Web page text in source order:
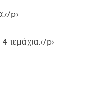
p>
τεμάχια.</p>